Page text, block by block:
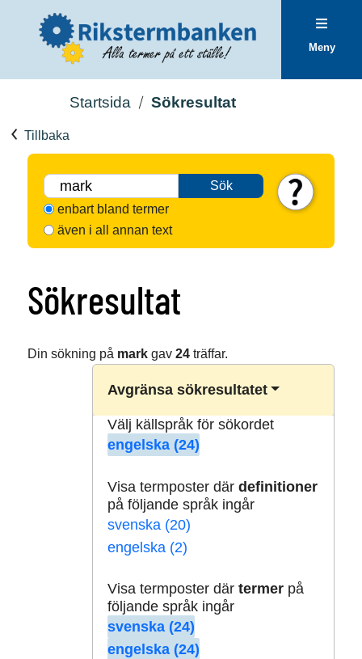
Meny
Startsida Sökresultat
Tillbaka
Sök
enbart bland termer
även i all annan text
Sökresultat
Din sökning på markgav 24träffar.
Avgränsa sökresultatet
Välj källspråk för sökordet
engelska (24)
Visa termposter där definitioner
på följande språk ingår
svenska (20)
engelska (2)
Visa termposter där termerpå
följande språk ingår
svenska (24)
engelska (24)